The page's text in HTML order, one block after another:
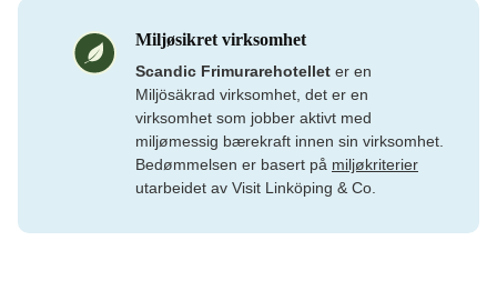
Miljøsikret virksomhet
Scandic Frimurarehotellet er en
Miljösäkrad virksomhet, det er en
virksomhet som jobber aktivt med
miljømessig bærekraft innen sin virksomhet.
Bedømmelsen er basert på miljøkriterier
utarbeidet av Visit Linköping & Co.